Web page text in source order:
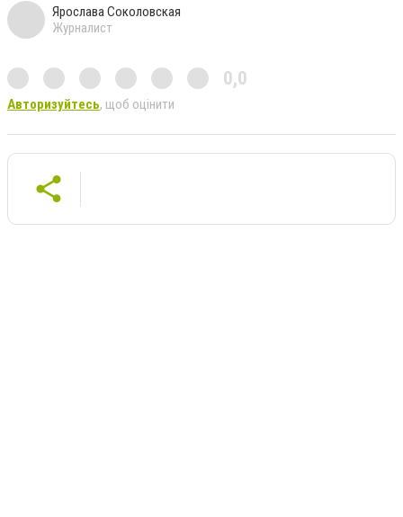
Ярослава Соколовская
Журналист
0,0
Авторизуйтесь, щоб оцінити